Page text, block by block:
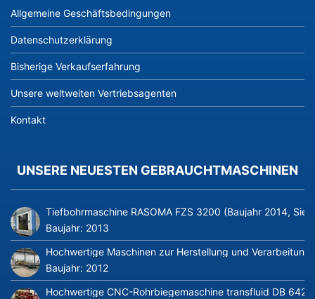
Allgemeine Geschäftsbedingungen
Datenschutzerklärung
Bisherige Verkaufserfahrung
Unsere weltweiten Vertriebsagenten
Kontakt
UNSERE NEUESTEN GEBRAUCHTMASCHINEN
Tiefbohrmaschine RASOMA FZS 3200 (Baujahr 2014,
Baujahr: 2013
Hochwertige Maschinen zur Herstellung und
Baujahr: 2012
Hochwertige CNC-Rohrbiegemaschine transfluid DB